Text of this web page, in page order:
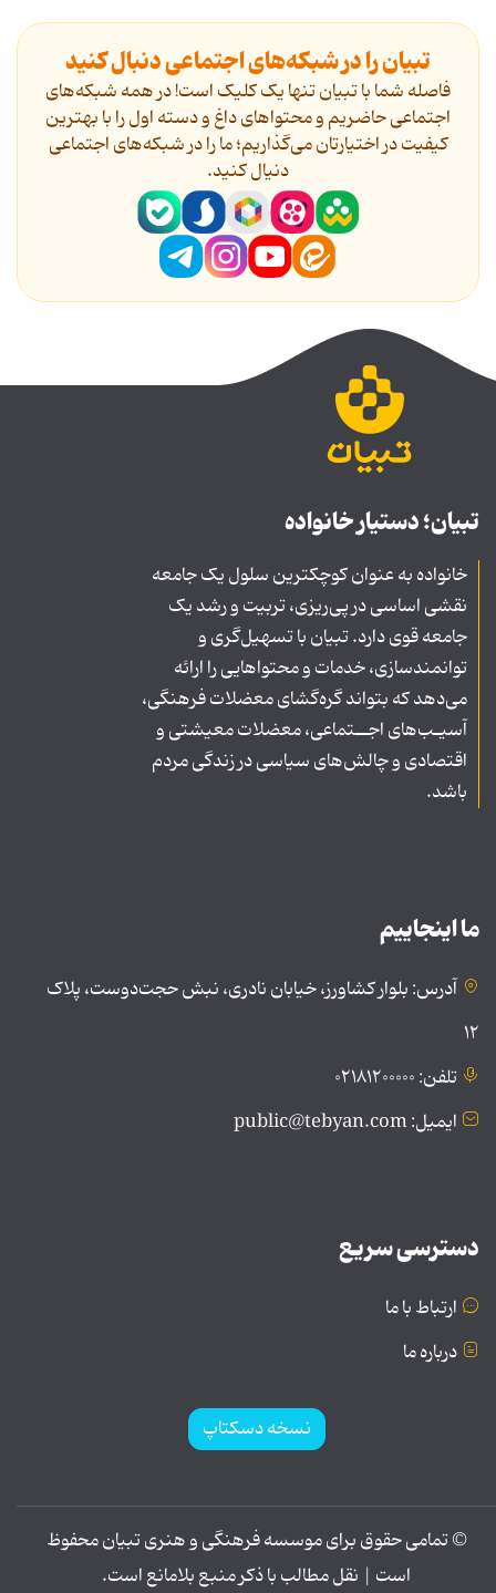
تبیان را در شبکه‌های اجتماعی دنبال کنید
فاصله شما با تبیان تنها یک کلیک است! در همه شبکه‌های
اجتماعی حاضریم و محتواهای داغ و دسته اول را با بهترین
کیفیت در اختیارتان می‌گذاریم؛ ما را در شبکه‌های اجتماعی
دنیال کنید.
تبیان؛ دستیار خانواده
خانواده به عنوان کوچکترین سلول یک جامعه
نقشی اساسی در پی‌ریزی، تربیت و رشد یک
جامعه قوی دارد. تبیان با تسهیل‌گری و
توانمندسازی، خدمات و محتواهایی را ارائه
می‌دهد که بتواند گره‌گشای معضلات فرهنگی،
آسیـب‌های اجــتماعی، معضلات معیشتی و
اقتصادی و چالش‌های سیاسی در زندگی مردم
باشد.
ما اینجاییم
آدرس: بلوار کشاورز، خیابان نادری، نبش حجت‌دوست، پلاک
۱۲
تلفن: ۰۲۱۸۱۲۰۰۰۰۰
ایمیل: public@tebyan.com
دسترسی سریع
ارتباط با ما
درباره ما
نسخه دسکتاپ
© تمامی حقوق برای موسسه فرهنگی و هنری تبیان محفوظ
است | نقل مطالب با ذکر منبع بلامانع است.